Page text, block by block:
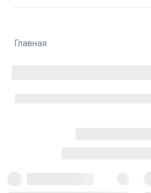
Главная